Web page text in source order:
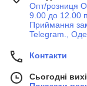
Опт/розниця
9.00 до 12.00
Приймання
Telegram.,
Контакти
Сьогодні